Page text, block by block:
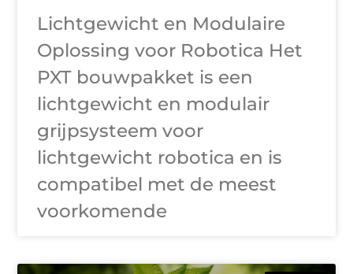
Lichtgewicht en Modulaire
Oplossing voor Robotica Het
PXT bouwpakket is een
lichtgewicht en modulair
grijpsysteem voor
lichtgewicht robotica en is
compatibel met de meest
voorkomende